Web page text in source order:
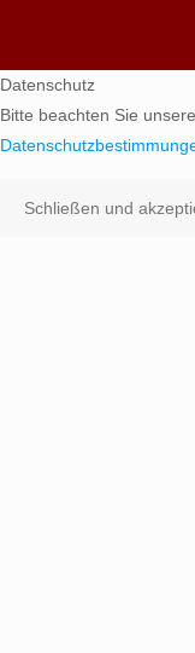
Datenschutz
Bitte beachten Sie
Schließen und